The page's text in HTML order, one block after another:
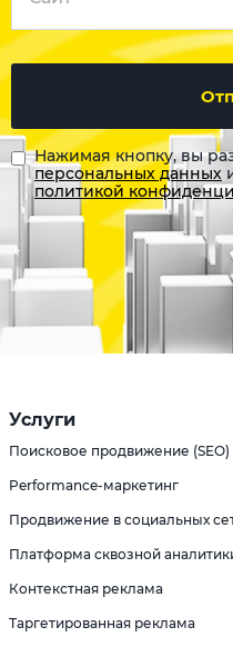
Нажимая кнопку, вы
персональных данных
политикой
Услуги
Поисковое продвижение (SEO)
Performance-маркетинг
Продвижение в социальных
Платформа сквозной
Контекстная реклама
Таргетированная реклама